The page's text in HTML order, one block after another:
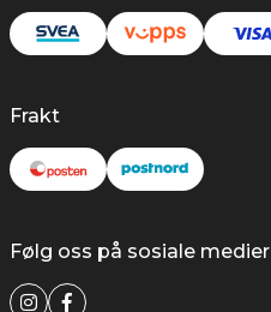
Frakt
Følg oss på sosiale medier